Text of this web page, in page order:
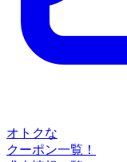
オトクな
クーポン一覧！